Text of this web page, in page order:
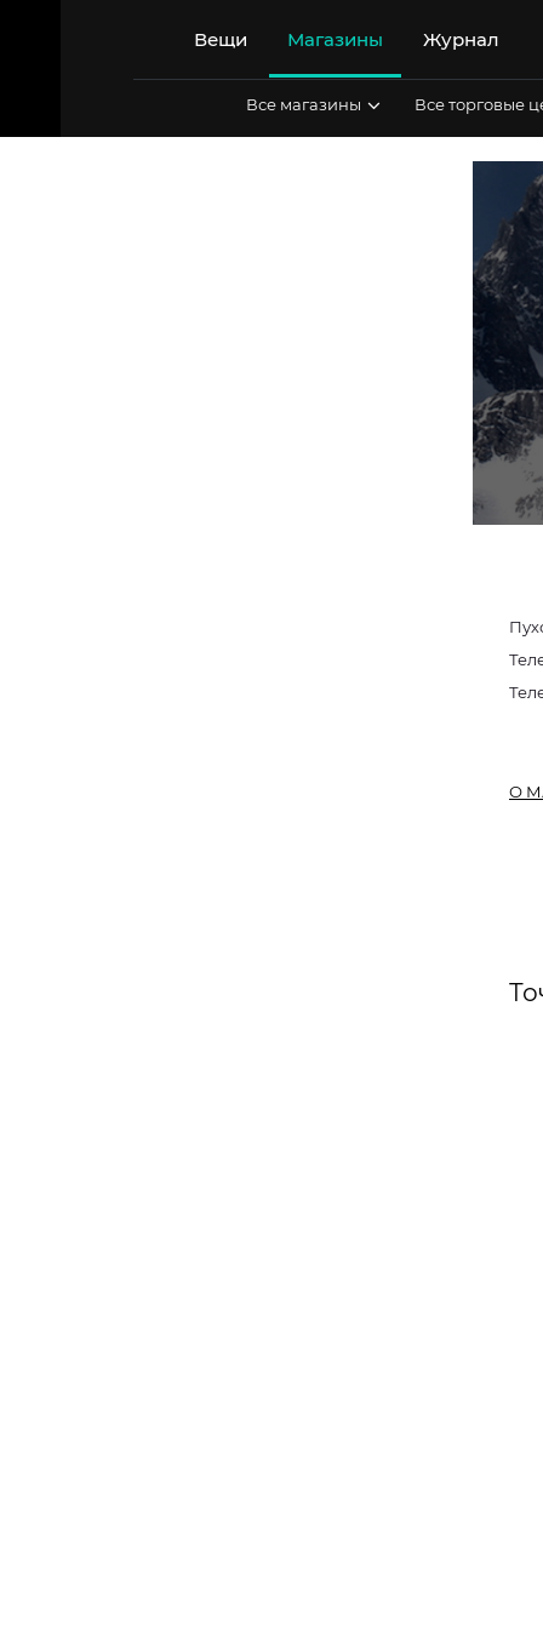
Вещи Магазины Журнал
Все магазины Все торговые
О